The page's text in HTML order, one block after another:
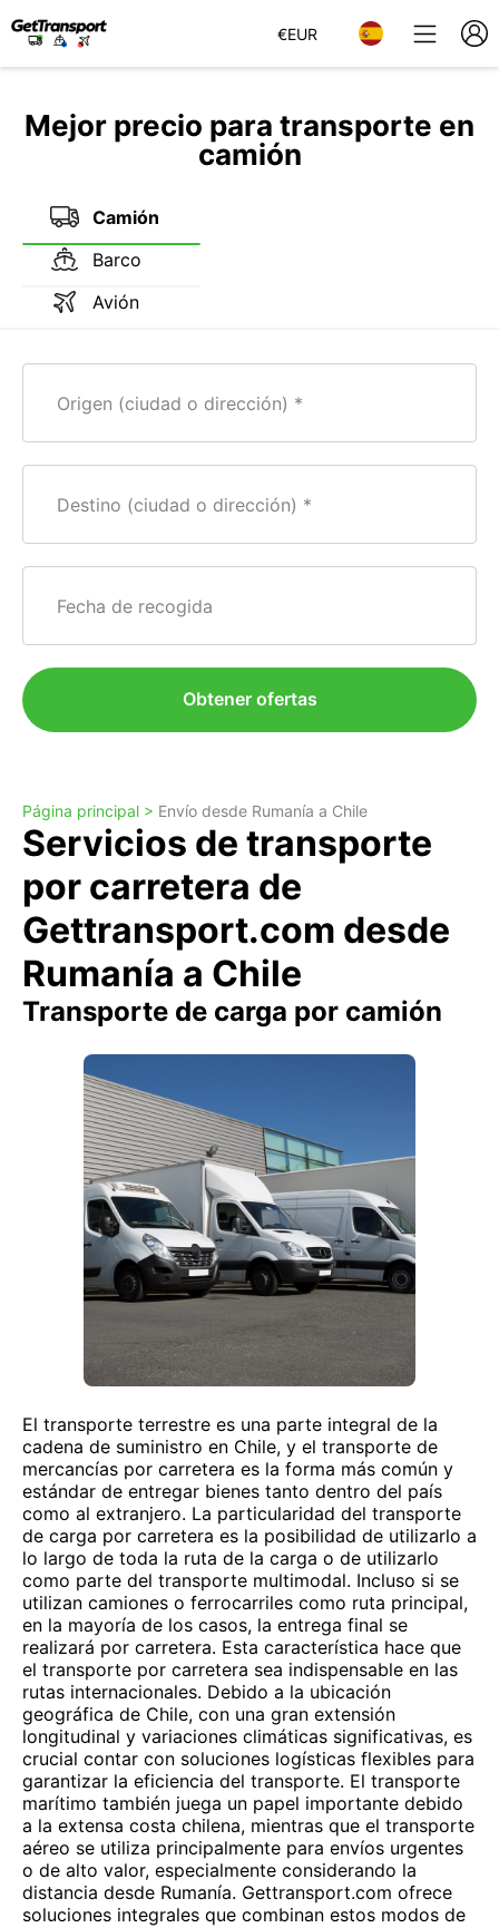
€EUR
Mejor precio para transporte en
camión
Camión
Barco
Avión
Origen (ciudad o dirección)
Destino (ciudad o dirección)
Fecha de recogida
Obtener ofertas
Página principal > Envío desde Rumanía a Chile
Servicios de transporte
por carretera de
Gettransport.com desde
Rumanía a Chile
Transporte de carga por camión
El transporte terrestre es una parte integral de la
cadena de suministro en Chile, y el transporte de
mercancías por carretera es la forma más común y
estándar de entregar bienes tanto dentro del país
como al extranjero. La particularidad del transporte
de carga por carretera es la posibilidad de utilizarlo a
lo largo de toda la ruta de la carga o de utilizarlo
como parte del transporte multimodal. Incluso si se
utilizan camiones o ferrocarriles como ruta principal,
en la mayoría de los casos, la entrega final se
realizará por carretera. Esta característica hace que
el transporte por carretera sea indispensable en las
rutas internacionales. Debido a la ubicación
geográfica de Chile, con una gran extensión
longitudinal y variaciones climáticas significativas, es
crucial contar con soluciones logísticas flexibles para
garantizar la eficiencia del transporte. El transporte
marítimo también juega un papel importante debido
a la extensa costa chilena, mientras que el transporte
aéreo se utiliza principalmente para envíos urgentes
o de alto valor, especialmente considerando la
distancia desde Rumanía. Gettransport.com ofrece
soluciones integrales que combinan estos modos de